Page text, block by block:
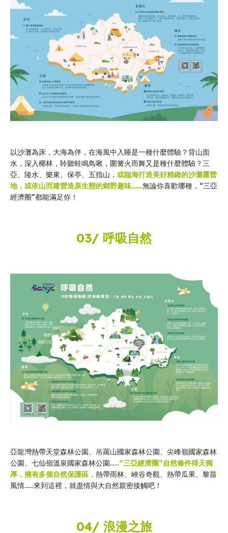
以沙灘為床，大海為伴，在海風中入睡是一種什麼體驗？背山面
水，深入椰林，聆聽蛙鳴鳥啾，圍篝火而舞又是種什麼體驗？三
亞、陵水、樂東、保亭、五指山， 或臨海打造美好精緻的沙灘露營
地，或依山而建營造原生態的鄉野趣味……無論你喜歡哪種，“三亞
經濟圈”都能滿足你！
03/ 呼吸自然
亞龍灣熱帶天堂森林公園、吊羅山國家森林公園、尖峰嶺國家森林
公園、七仙嶺溫泉國家森林公園……“三亞經濟圈”自然條件得天獨
厚，擁有多個自然保護區， 熱帶雨林、峽谷奇觀、熱帶瓜果、黎苗
風情……來到這裡，就盡情與大自然親密接觸吧！
04/ 浪漫之旅